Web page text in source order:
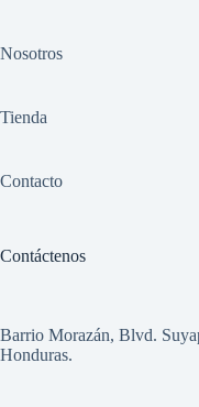
Nosotros
Tienda
Contacto
Contáctenos
Barrio Morazán, Blvd.
Honduras.